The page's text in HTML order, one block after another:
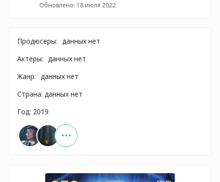
Обновлено: 18 июля 2022
Продюсеры:
данных нет
Актеры:
данных нет
Жанр:
данных нет
Страна: данных нет
Год: 2019